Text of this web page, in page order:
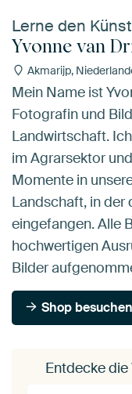
Lerne den
Yvonne van
Akmarijp,
Mein Name ist
Fotografin und
Landwirtschaft.
im Agrarsektor
Momente in
Landschaft, in der
eingefangen. Alle
hochwertigen
Bilder
Shop besuchen
Entdecke die